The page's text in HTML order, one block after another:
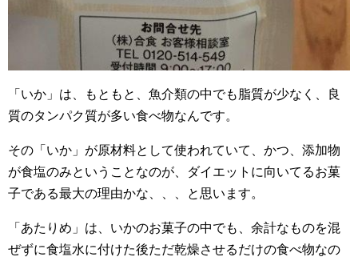
「いか」は、もともと、魚介類の中でも脂質が少なく、良
質のタンパク質が多い食べ物なんです。
その「いか」が原材料として使われていて、かつ、添加物
が食塩のみということなのが、ダイエットに向いてるお菓
子である最大の理由かな、、、と思います。
「あたりめ」は、いかのお菓子の中でも、余計なものを混
ぜずに食塩水に付けた後ただ乾燥させるだけの食べ物なの